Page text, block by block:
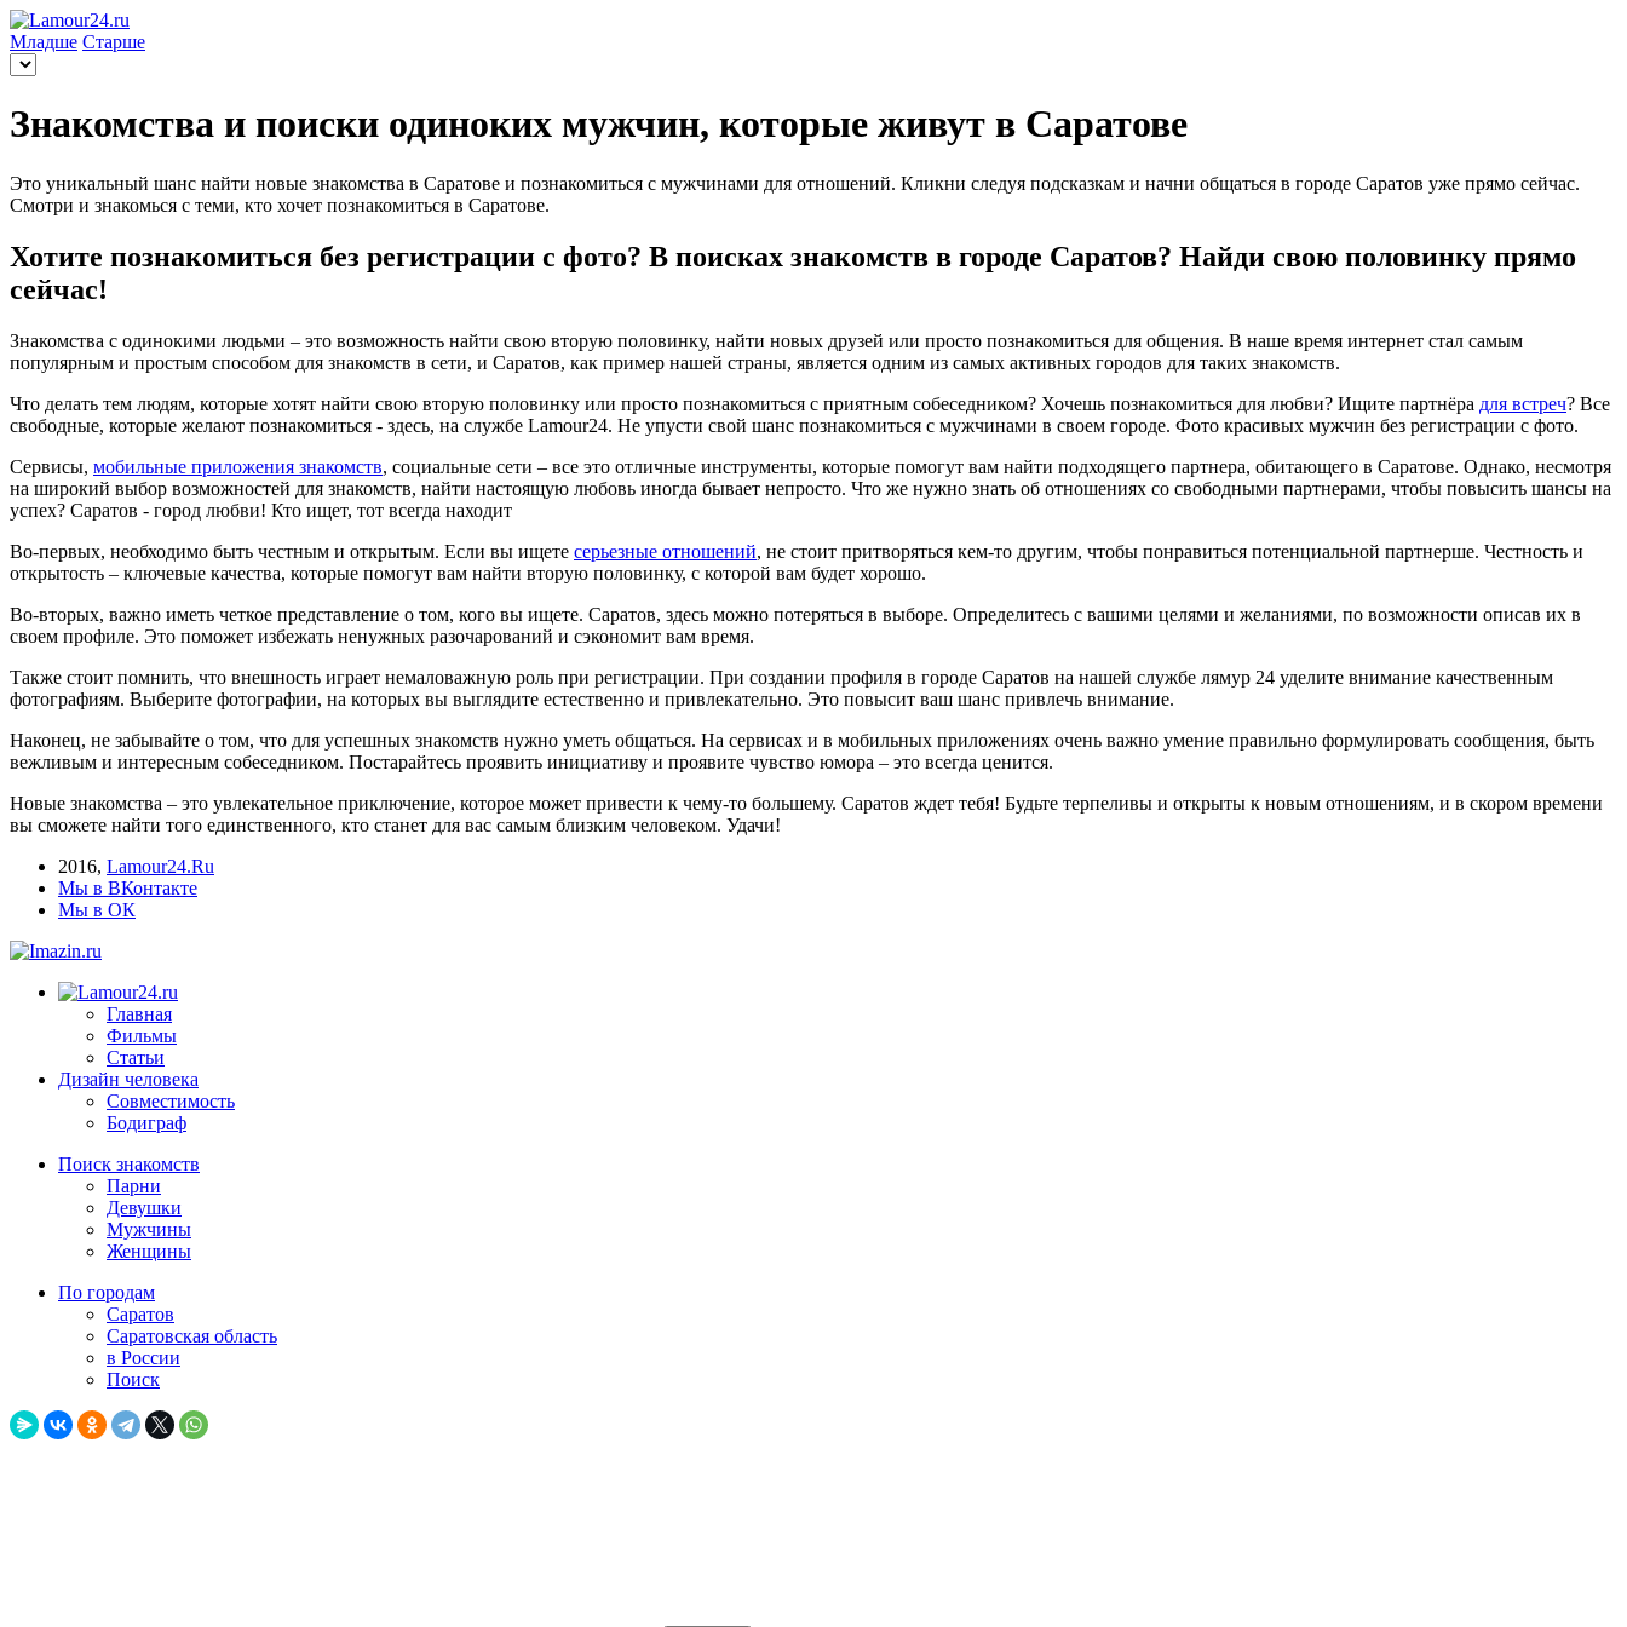
Младше Старше
Знакомства и поиски одиноких мужчин, которые живут в Саратове
Это уникальный шанс найти новые знакомства в Саратове и познакомиться с мужчинами для отношений. Кликни следуя подсказкам и начни общаться в городе Саратов уже прямо сейчас.
Смотри и знакомься с теми, кто хочет познакомиться в Саратове.
Хотите познакомиться без регистрации с фото? В поисках знакомств в городе Саратов? Найди свою половинку прямо
сейчас!
Знакомства с одинокими людьми – это возможность найти свою вторую половинку, найти новых друзей или просто познакомиться для общения. В наше время интернет стал самым
популярным и простым способом для знакомств в сети, и Саратов, как пример нашей страны, является одним из самых активных городов для таких знакомств.
Что делать тем людям, которые хотят найти свою вторую половинку или просто познакомиться с приятным собеседником? Хочешь познакомиться для любви? Ищите партнёра для встреч? Все
свободные, которые желают познакомиться - здесь, на службе Lamour24. Не упусти свой шанс познакомиться с мужчинами в своем городе. Фото красивых мужчин без регистрации с фото.
Сервисы, мобильные приложения знакомств, социальные сети – все это отличные инструменты, которые помогут вам найти подходящего партнера, обитающего в Саратове. Однако, несмотря
на широкий выбор возможностей для знакомств, найти настоящую любовь иногда бывает непросто. Что же нужно знать об отношениях со свободными партнерами, чтобы повысить шансы на
успех? Саратов - город любви! Кто ищет, тот всегда находит
Во-первых, необходимо быть честным и открытым. Если вы ищете серьезные отношений, не стоит притворяться кем-то другим, чтобы понравиться потенциальной партнерше. Честность и
открытость – ключевые качества, которые помогут вам найти вторую половинку, с которой вам будет хорошо.
Во-вторых, важно иметь четкое представление о том, кого вы ищете. Саратов, здесь можно потеряться в выборе. Определитесь с вашими целями и желаниями, по возможности описав их в
своем профиле. Это поможет избежать ненужных разочарований и сэкономит вам время.
Также стоит помнить, что внешность играет немаловажную роль при регистрации. При создании профиля в городе Саратов на нашей службе лямур 24 уделите внимание качественным
фотографиям. Выберите фотографии, на которых вы выглядите естественно и привлекательно. Это повысит ваш шанс привлечь внимание.
Наконец, не забывайте о том, что для успешных знакомств нужно уметь общаться. На сервисах и в мобильных приложениях очень важно умение правильно формулировать сообщения, быть
вежливым и интересным собеседником. Постарайтесь проявить инициативу и проявите чувство юмора – это всегда ценится.
Новые знакомства – это увлекательное приключение, которое может привести к чему-то большему. Саратов ждет тебя! Будьте терпеливы и открыты к новым отношениям, и в скором времени
вы сможете найти того единственного, кто станет для вас самым близким человеком. Удачи!
2016, Lamour24.Ru
Мы в ВКонтакте
Мы в ОК
Главная
Фильмы
Статьи
Дизайн человека
Совместимость
Бодиграф
Поиск знакомств
Парни
Девушки
Мужчины
Женщины
По городам
Саратов
Саратовская область
в России
Поиск